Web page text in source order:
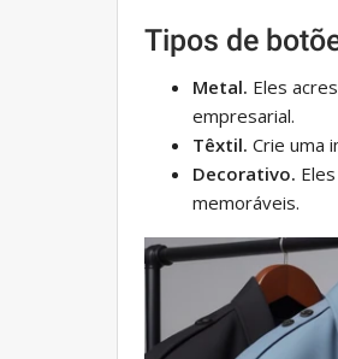
Tipos de
Metal. Eles
empresarial.
Têxtil. Crie uma
Decorativo.
memoráveis.